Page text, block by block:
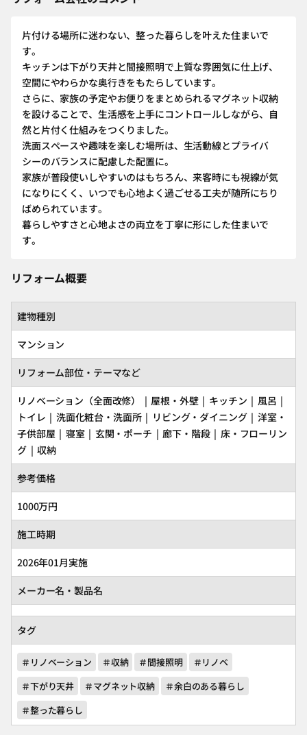
片付ける場所に迷わない、整った暮らしを叶えた住まいで
す。
キッチンは下がり天井と間接照明で上質な雰囲気に仕上げ、
空間にやわらかな奥行きをもたらしています。
さらに、家族の予定やお便りをまとめられるマグネット収納
を設けることで、生活感を上手にコントロールしながら、自
然と片付く仕組みをつくりました。
洗面スペースや趣味を楽しむ場所は、生活動線とプライバ
シーのバランスに配慮した配置に。
家族が普段使いしやすいのはもちろん、来客時にも視線が気
になりにくく、いつでも心地よく過ごせる工夫が随所にちり
ばめられています。
暮らしやすさと心地よさの両立を丁寧に形にした住まいで
す。
リフォーム概要
建物種別
マンション
リフォーム部位・テーマなど
リノベーション（全面改修） | 屋根・外壁 | キッチン | 風呂 |
トイレ | 洗面化粧台・洗面所 | リビング・ダイニング | 洋室・
子供部屋 | 寝室 | 玄関・ポーチ | 廊下・階段 | 床・フローリン
グ | 収納
参考価格
1000万円
施工時期
2026年01月実施
メーカー名・製品名
タグ
＃リノベーション ＃収納 ＃間接照明
＃リノベ
＃下がり天井
＃マグネット収納
＃余白のある暮らし
＃整った暮らし